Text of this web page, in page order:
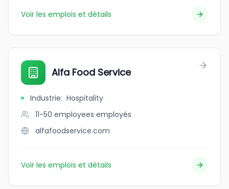
Voir les emplois et détails
Alfa Food Service
Industrie: Hospitality
11-50 employees employés
alfafoodservice.com
Voir les emplois et détails